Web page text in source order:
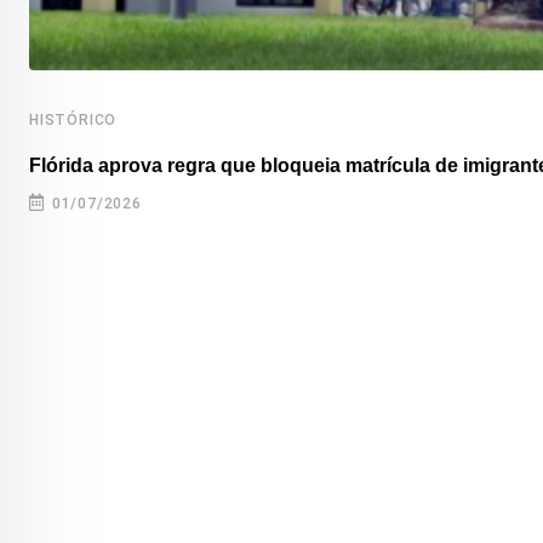
HISTÓRICO
Flórida aprova regra que bloqueia matrícula de
01/07/2026